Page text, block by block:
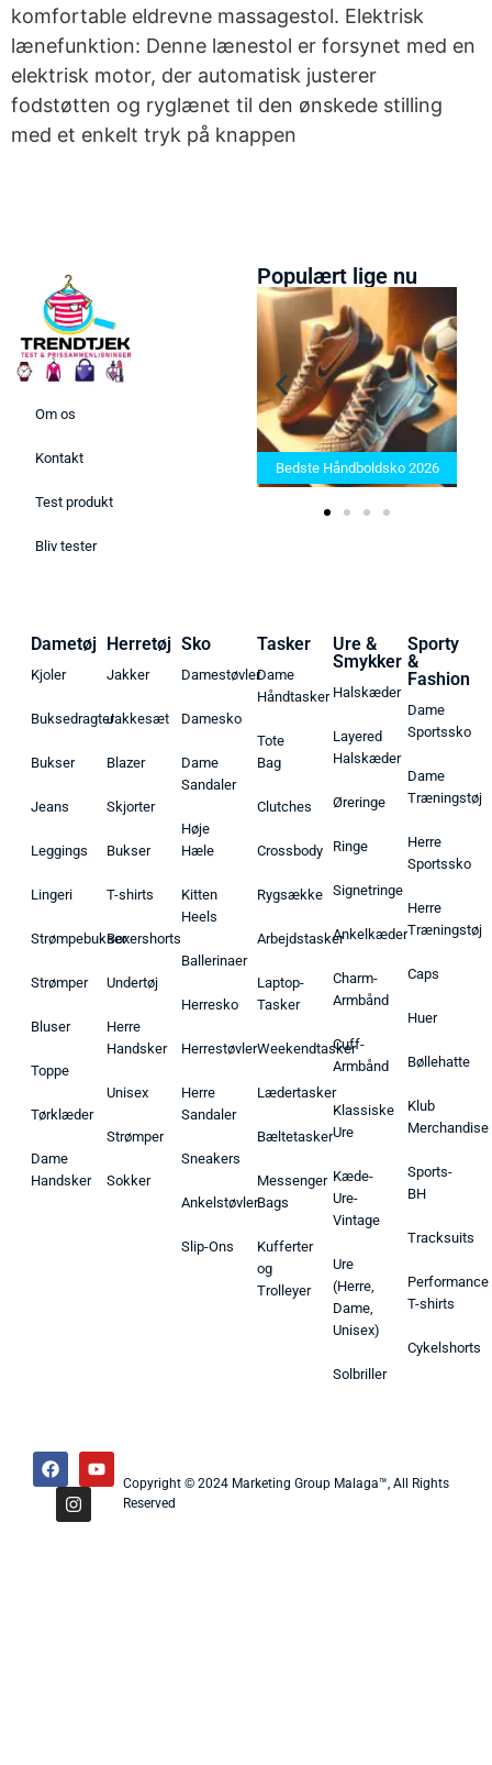
komfortable eldrevne massagestol. Elektrisk
lænefunktion: Denne lænestol er forsynet med en
elektrisk motor, der automatisk justerer
fodstøtten og ryglænet til den ønskede stilling
med et enkelt tryk på knappen
Om os
Kontakt
Test produkt
Bliv tester
Populært lige nu
Bedste Saunatæppe 2025 –
Find de bedste produkter her!
Bedste Håndboldsko 2026
Dametøj
Kjoler
Buksedragter
Bukser
Jeans
Leggings
Lingeri
Strømpebukser
Strømper
Bluser
Toppe
Tørklæder
Dame
Handsker
Herretøj
Jakker
Jakkesæt
Blazer
Skjorter
Bukser
T-shirts
Boxershorts
Undertøj
Herre
Handsker
Unisex
Strømper
Sokker
Sko
Damestøvler
Damesko
Dame
Sandaler
Høje
Hæle
Kitten
Heels
Ballerinaer
Herresko
Herrestøvler
Herre
Sandaler
Sneakers
Ankelstøvler
Slip-Ons
Tasker
Dame
Håndtasker
Tote
Bag
Clutches
Crossbody
Rygsække
Arbejdstasker
Laptop-
Tasker
Weekendtasker
Lædertasker
Bæltetasker
Messenger
Bags
Kufferter
og
Trolleyer
Ure &
Smykker
Halskæder
Layered
Halskæder
Øreringe
Ringe
Signetringe
Ankelkæder
Charm-
Armbånd
Cuff-
Armbånd
Klassiske
Ure
Kæde-
Ure-
Vintage
Ure
(Herre,
Dame,
Unisex)
Solbriller
Sporty
&
Fashion
Dame
Sportssko
Dame
Træningstøj
Herre
Sportssko
Herre
Træningstøj
Caps
Huer
Bøllehatte
Klub
Merchandise
Sports-
BH
Tracksuits
Performance
T-shirts
Cykelshorts
Copyright © 2024 Marketing Group Malaga™, All Rights
Reserved